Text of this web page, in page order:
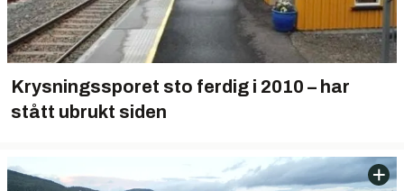
Krysningssporet sto ferdig i 2010 – har
stått ubrukt siden